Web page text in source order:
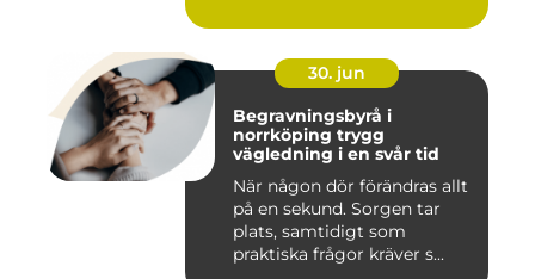
30. jun
Begravningsbyrå i
norrköping trygg
vägledning i en svår tid
När någon dör förändras allt
på en sekund. Sorgen tar
plats, samtidigt som
praktiska frågor kräver s...